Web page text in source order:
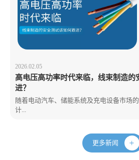
2026.02.05
高电压高功率时代来临，线束制造的
进？
随着电动汽车、储能系统及充电设备市场
计...
更多新闻